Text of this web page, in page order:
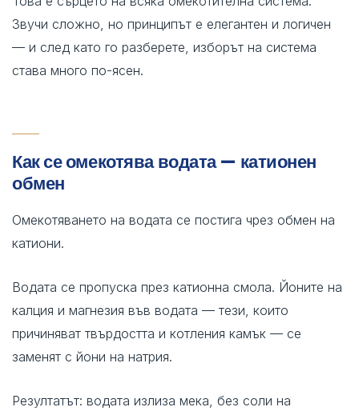
Звучи сложно, но принципът е елегантен и логичен
— и след като го разберете, изборът на система
става много по-ясен.
Как се омекотява водата — катионен
обмен
Омекотяването на водата се постига чрез обмен на
катиони.
Водата се пропуска през катионна смола. Йоните на
калция и магнезия във водата — тези, които
причиняват твърдостта и котления камък — се
заменят с йони на натрия.
Резултатът: водата излиза мека, без соли на